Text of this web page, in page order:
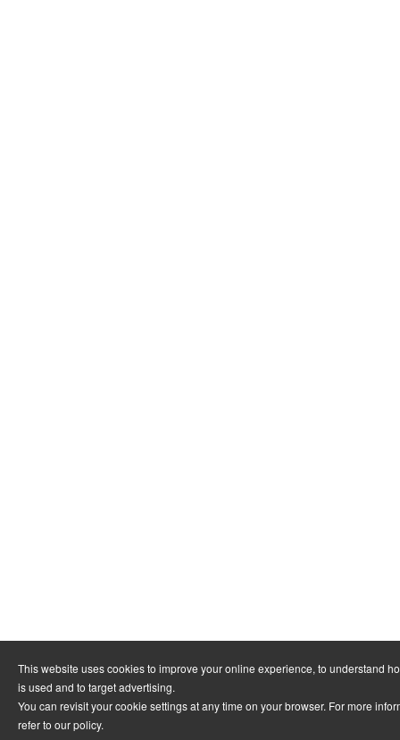
This website uses cookies to improve your online experience, to understand
is used and to target advertising.
You can revisit your cookie settings at any time on your browser. For more
refer to our policy.